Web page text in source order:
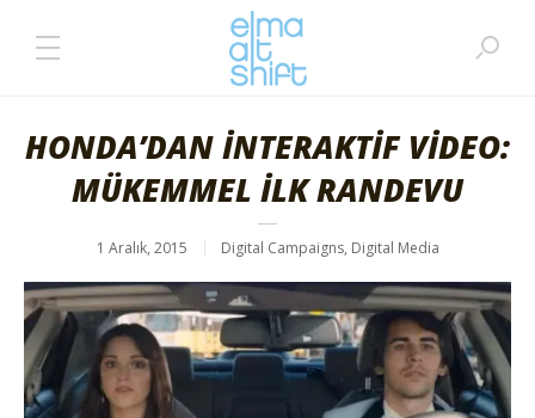
HONDA’DAN İNTERAKTİF VİDEO:
MÜKEMMEL İLK RANDEVU
1 Aralık, 2015 Digital Campaigns, Digital Media